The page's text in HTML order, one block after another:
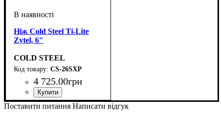
Ніж Cold Steel Ti-Lite
Zytel, 6"
COLD STEEL
CS-26SXP
4 725.00грн
Поставити питання Написати відгук